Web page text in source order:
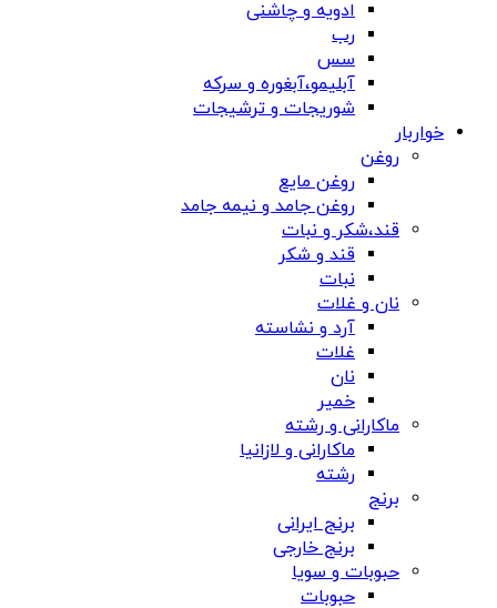
ادویه و چاشنی
رب
سس
آبلیمو،آبغوره و سرکه
شوریجات و ترشیجات
خواربار
روغن
روغن مایع
روغن جامد و نیمه جامد
قند،شکر و نبات
قند و شکر
نبات
نان و غلات
آرد و نشاسته
غلات
نان
خمیر
ماکارانی و رشته
ماکارانی و لازانیا
رشته
برنج
برنج ایرانی
برنج خارجی
حبوبات و سویا
حبوبات